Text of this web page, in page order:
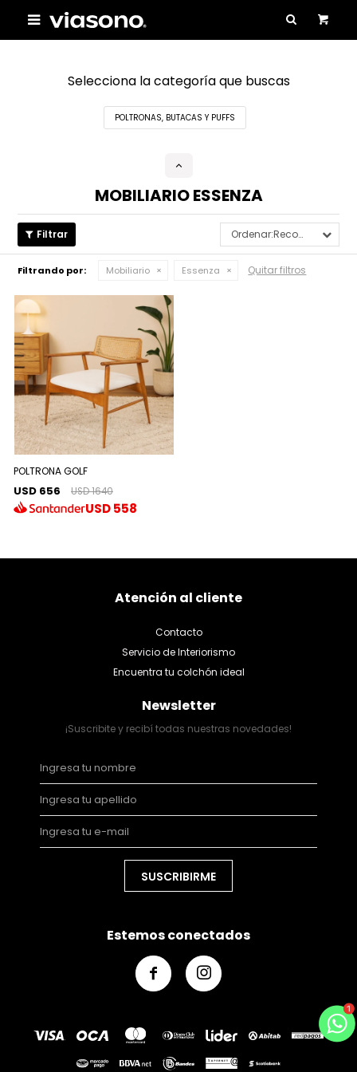

Selecciona la categoría que buscas
POLTRONAS, BUTACAS Y PUFFS
MOBILIARIO ESSENZA
Recomendados
Filtrando por: Mobiliario Essenza Quitar filtros
POLTRONA GOLF
USD 656 USD 1640
USD558
Atención al cliente
Contacto
Servicio de Interiorismo
Encuentra tu colchón ideal
Newsletter
¡Suscribite y recibí todas nuestras novedades!
SUSCRIBIRME
Estemos conectados
 